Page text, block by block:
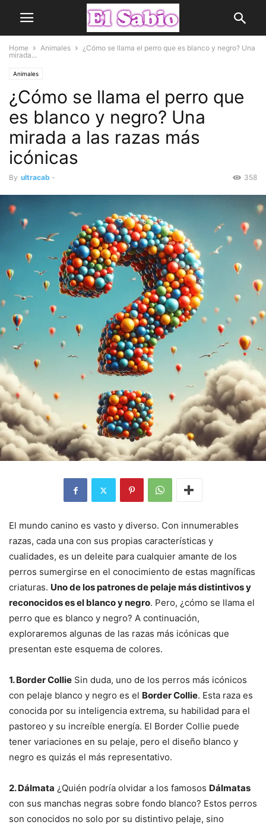
Home Animales
¿Cómo se llama el perro que es blanco y negro? Una
mirada...
Animales
¿Cómo se llama el perro que
es blanco y negro? Una
mirada a las razas más
icónicas
By ultracab - 358
El mundo canino es vasto y diverso. Con innumerables
razas, cada una con sus propias características y
cualidades, es un deleite para cualquier amante de los
perros sumergirse en el conocimiento de estas magníficas
criaturas. Uno de los patrones de pelaje más distintivos y
reconocidos es el blanco y negro. Pero, ¿cómo se llama el
perro que es blanco y negro? A continuación,
exploraremos algunas de las razas más icónicas que
presentan este esquema de colores.
1. Border Collie Sin duda, uno de los perros más icónicos
con pelaje blanco y negro es el Border Collie. Esta raza es
conocida por su inteligencia extrema, su habilidad para el
pastoreo y su increíble energía. El Border Collie puede
tener variaciones en su pelaje, pero el diseño blanco y
negro es quizás el más representativo.
2. Dálmata ¿Quién podría olvidar a los famosos Dálmatas
con sus manchas negras sobre fondo blanco? Estos perros
son conocidos no solo por su distintivo pelaje, sino